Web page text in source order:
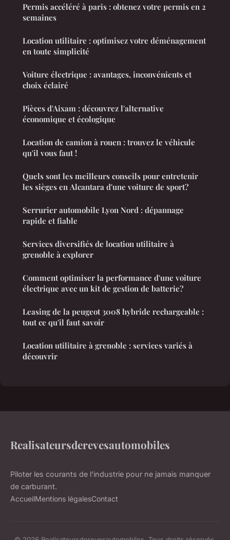
Permis accéléré à paris : obtenez votre permis en 2
semaines
Location utilitaire : optimisez votre déménagement
en toute simplicité
Voiture électrique : avantages, inconvénients et
choix éclairé
Pièces d'Aixam : découvrez l'alternative
économique et écologique
Location de camion à rouen : trouvez le véhicule
qu'il vous faut !
Quels sont les meilleurs conseils pour entretenir
les sièges en Alcantara d'une voiture de sport?
Serrurier automobile Lyon Nord : dépannage
rapide et fiable
Services diversifiés de location utilitaire à
grenoble à explorer
Comment optimiser la performance d'une voiture
électrique avec un kit de gestion de batterie?
Leasing de la peugeot 3008 hybride rechargeable :
tout ce qu'il faut savoir
Location utilitaire à grenoble : services variés à
découvrir
Realisateursderevesautomobiles
Piloter les courants de l'industrie pour ne jamais manquer
de carburant.
AccueilMentions légalesContact